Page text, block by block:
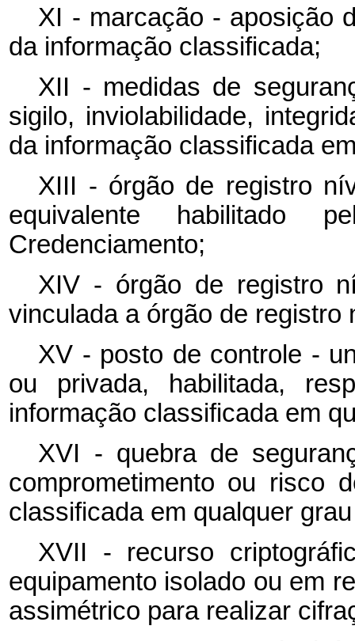
XI - marcação - aposição
da informação classificada;
XII - medidas de
sigilo, inviolabilidade,
da informação classificada
XIII - órgão de registro
equivalente habilitado
Credenciamento;
XIV - órgão de registro
vinculada a órgão de registro
XV - posto de controle -
ou privada, habilitada,
informação classificada em
XVI - quebra de
comprometimento ou risco
classificada em qualquer
XVII - recurso
equipamento isolado ou em
assimétrico para realizar